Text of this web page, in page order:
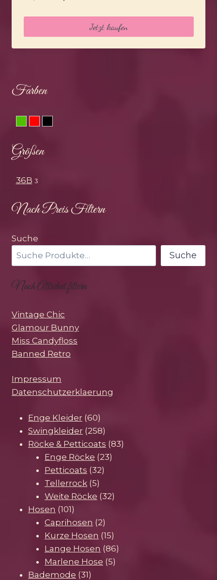
war:
ist:
34,95 €.
Jetzt kaufen
Farben
Größen
36B 3
Nach Preis Filtern
Suche
Suche
Nach Attribut filtern
Vintage Chic
Glamour Bunny
Miss Candyfloss
Banned Retro
Impressum
Datenschutzerklaerung
Enge Kleider 6060
Produkte
Swingkleider 258258
Produkte
Röcke & Petticoats 8383
Enge Röcke 2323
Petticoats 3232
Tellerrock 55
Produkte
Weite Röcke 3232
Hosen 101101
Produkte
Caprihosen 22
Produkte
Kurze Hosen 1515
Produkte
Lange Hosen 8686
Marlene Hose 55
Bademode 3131